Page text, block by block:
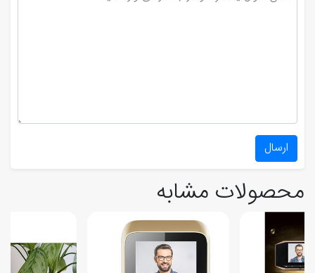
ارسال
محصولات مشابه